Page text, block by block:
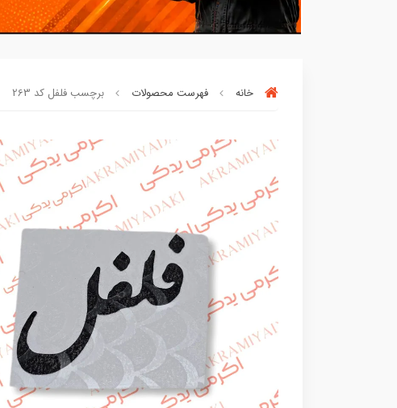
خانه فهرست محصولات برچسب فلفل کد 263
بسته ها سرموقع (بدون‌تاخیر)ارسال میگردد